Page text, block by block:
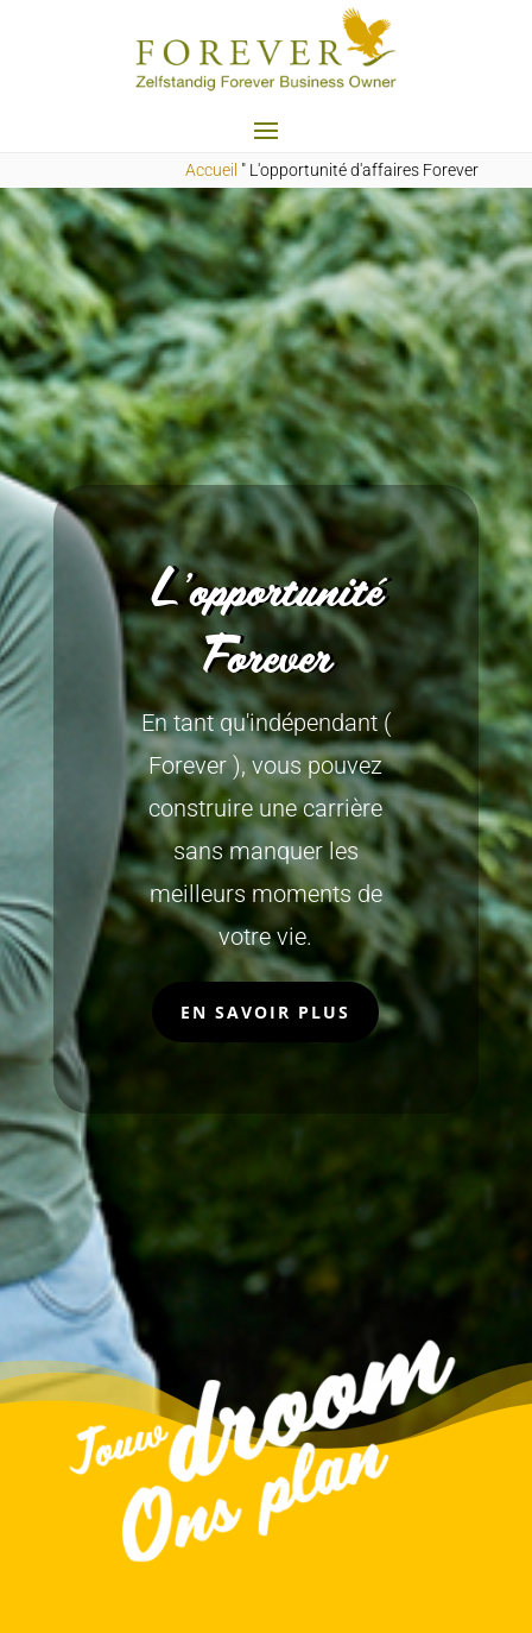
Accueil " L'opportunité d'affaires Forever
L'opportunité
Forever
En tant qu'indépendant (
Forever ), vous pouvez
construire une carrière
sans manquer les
meilleurs moments de
votre vie.
EN SAVOIR PLUS